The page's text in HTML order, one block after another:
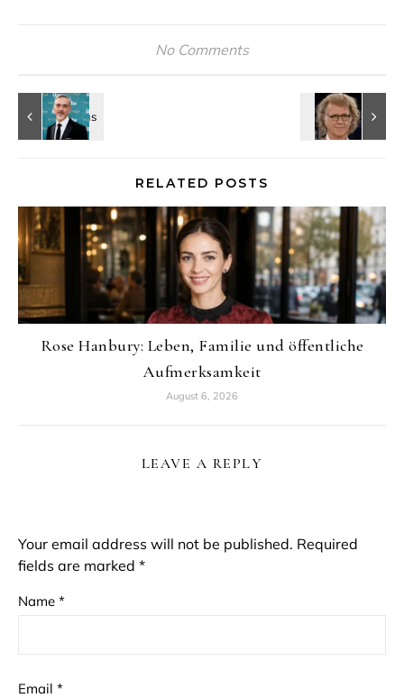
No Comments
RELATED POSTS
Rose Hanbury: Leben, Familie und öffentliche
Aufmerksamkeit
August 6, 2026
LEAVE A REPLY
Your email address will not be published. Required
fields are marked *
Name *
Email *